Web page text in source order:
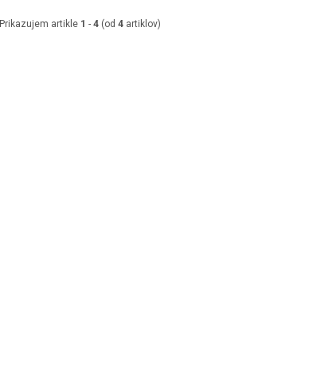
Prikazujem artikle 1 - 4(od 4artiklov)